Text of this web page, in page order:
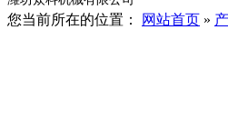
您当前所在的位置： 网站首页 »